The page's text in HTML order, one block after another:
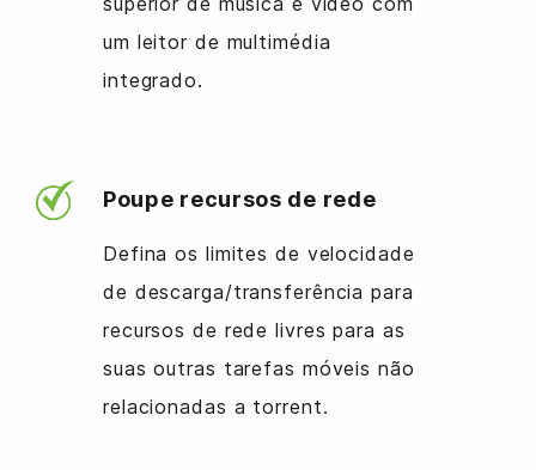
um leitor de multimédia
integrado.
Poupe recursos de rede
Defina os limites de velocidade
de descarga/transferência para
recursos de rede livres para as
suas outras tarefas móveis não
relacionadas a torrent.